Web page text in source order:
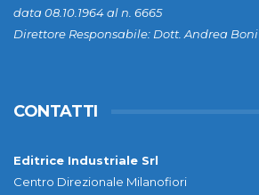
data 08.10.1964 al n. 6665
Direttore Responsabile: Dott. Andrea Boni
CONTATTI
Editrice Industriale Srl
Centro Direzionale Milanofiori